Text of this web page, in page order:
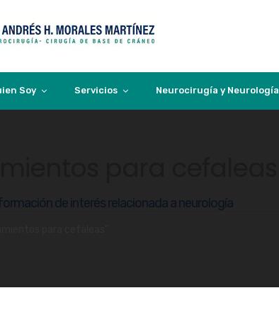
Soy Servicios Neurocirugía y Neurología
de interés relacionada a neurología